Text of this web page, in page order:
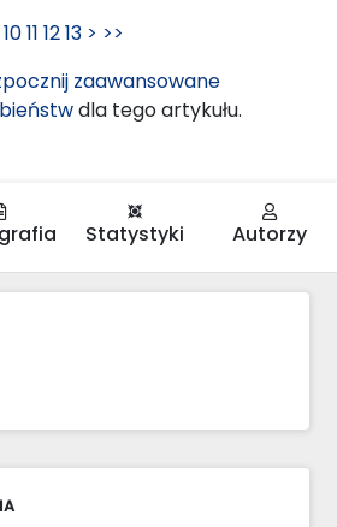
1011 1213 > >>
zaawansowane
dla tego artykułu.
Statystyki Autorzy